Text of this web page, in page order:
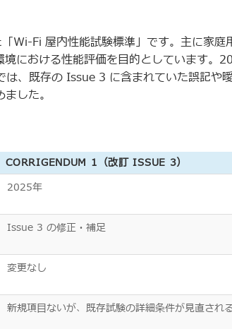
Fi 屋内性能試験標準」です。主に家庭
境における性能評価を目的としています。
、既存の Issue 3 に含まれていた誤記や
した。
CORRIGENDUM 1（改訂 ISSUE 3）
2025年
Issue 3 の修正・補足
変更なし
新規項目ないが、既存試験の詳細条件が見直され